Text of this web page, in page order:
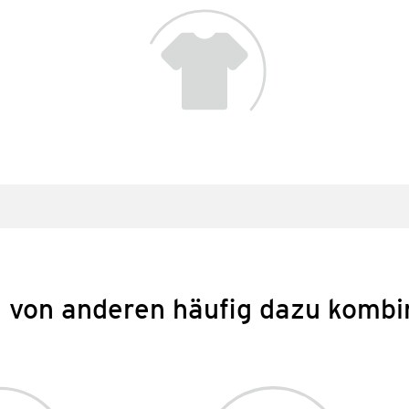
von anderen häufig dazu